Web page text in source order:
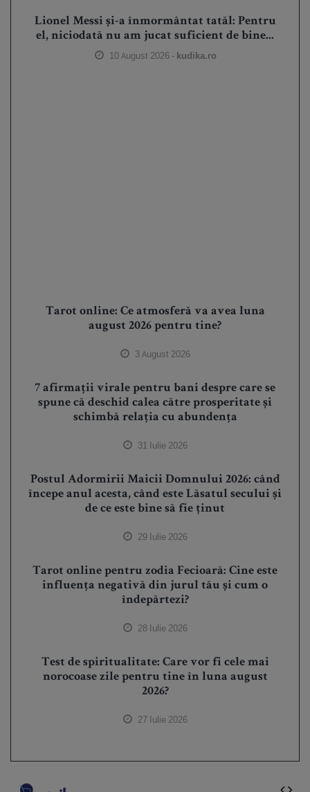
Lionel Messi și-a înmormântat tatăl: Pentru
el, niciodată nu am jucat suficient de bine...
10 August 2026 - kudika.ro
Tarot online: Ce atmosferă va avea luna
august 2026 pentru tine?
3 August 2026
7 afirmații virale pentru bani despre care se
spune că deschid calea către prosperitate și
schimbă relația cu abundența
31 Iulie 2026
Postul Adormirii Maicii Domnului 2026: când
începe anul acesta, când este Lăsatul secului și
de ce este bine să fie ținut
29 Iulie 2026
Tarot online pentru zodia Fecioară: Cine este
influența negativă din jurul tău și cum o
îndepărtezi?
28 Iulie 2026
Test de spiritualitate: Care vor fi cele mai
norocoase zile pentru tine în luna august
2026?
27 Iulie 2026